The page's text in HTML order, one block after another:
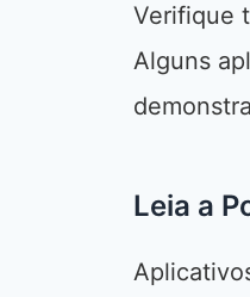
Verifique
Alguns
Leia a